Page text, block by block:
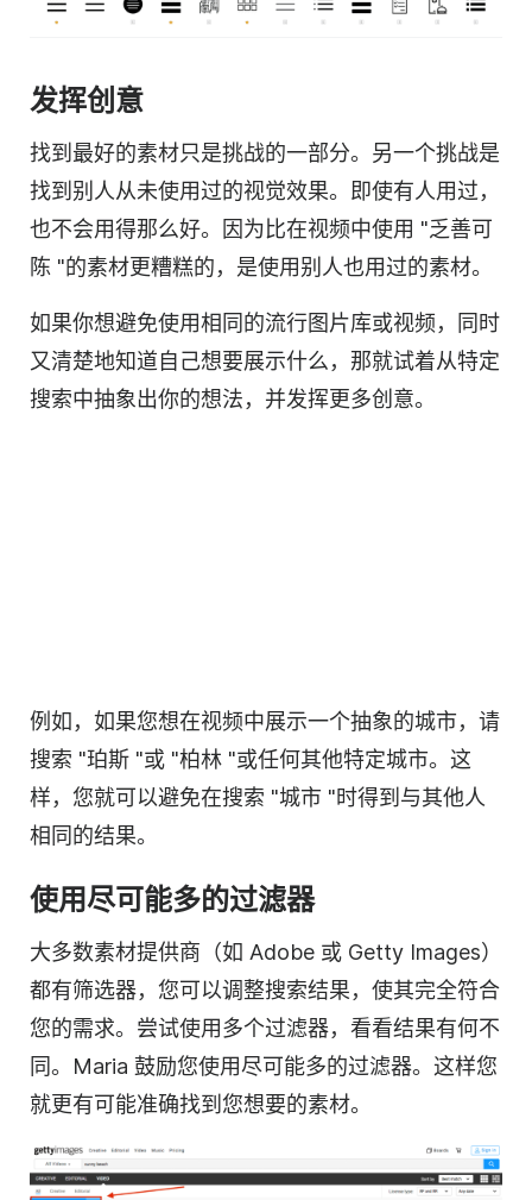
发挥创意
找到最好的素材只是挑战的一部分。另一个挑战是
找到别人从未使用过的视觉效果。即使有人用过，
也不会用得那么好。因为比在视频中使用 "乏善可
陈 "的素材更糟糕的，是使用别人也用过的素材。
如果你想避免使用相同的流行图片库或视频，同时
又清楚地知道自己想要展示什么，那就试着从特定
搜索中抽象出你的想法，并发挥更多创意。
例如，如果您想在视频中展示一个抽象的城市，请
搜索 "珀斯 "或 "柏林 "或任何其他特定城市。这
样，您就可以避免在搜索 "城市 "时得到与其他人
相同的结果。
使用尽可能多的过滤器
大多数素材提供商（如 Adobe 或 Getty Images）
都有筛选器，您可以调整搜索结果，使其完全符合
您的需求。尝试使用多个过滤器，看看结果有何不
同。Maria 鼓励您使用尽可能多的过滤器。这样您
就更有可能准确找到您想要的素材。